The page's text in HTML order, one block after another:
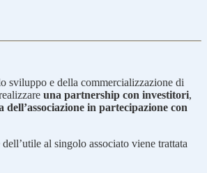
sviluppo e della commercializzazione di
una partnership con investitori,
dell’associazione in partecipazione con
dell’utile al singolo associato viene trattata